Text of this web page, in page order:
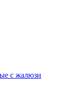
с жалюзи